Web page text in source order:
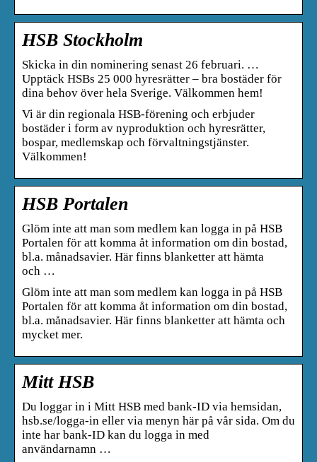
HSB Stockholm
Skicka in din nominering senast 26 februari. …
Upptäck HSBs 25 000 hyresrätter – bra bostäder för
dina behov över hela Sverige. Välkommen hem!
Vi är din regionala HSB-förening och erbjuder
bostäder i form av nyproduktion och hyresrätter,
bospar, medlemskap och förvaltningstjänster.
Välkommen!
HSB Portalen
Glöm inte att man som medlem kan logga in på HSB
Portalen för att komma åt information om din bostad,
bl.a. månadsavier. Här finns blanketter att hämta
och …
Glöm inte att man som medlem kan logga in på HSB
Portalen för att komma åt information om din bostad,
bl.a. månadsavier. Här finns blanketter att hämta och
mycket mer.
Mitt HSB
Du loggar in i Mitt HSB med bank-ID via hemsidan,
hsb.se/logga-in eller via menyn här på vår sida. Om du
inte har bank-ID kan du logga in med
användarnamn …